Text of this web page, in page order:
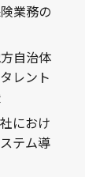
業務の
自治体
レント
におけ
テム導